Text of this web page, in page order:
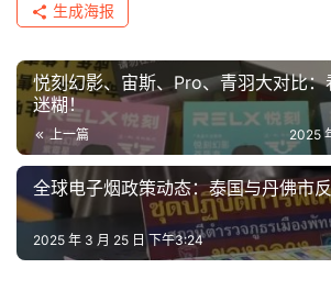
生成海报
悦刻幻影、宙斯、Pro、青羽大对比
迷糊！
上一篇 2025
全球电子烟政策动态：泰国与丹佛市
2025 年 3 月 25 日 下午3:24